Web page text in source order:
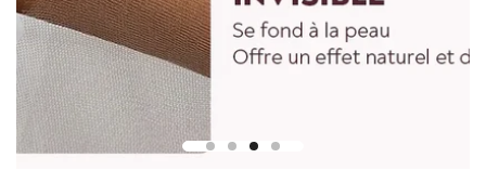
Pour mesurer la longueur d'une perruque droite, partez du
centre du bonnet de perruque ou de la tête et mesurez